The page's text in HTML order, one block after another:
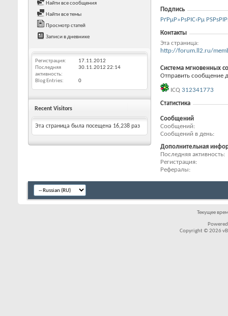
Найти все сообщения
Найти все темы
Просмотр статей
Записи в дневнике
Регистрация
17.11.2012
Последняя
активность
30.11.2012 22:14
Blog Entries 0
Recent Visitors
Эта страница была посещена 16,238 раз
Подпись
РґРµР»РѕРІС‹Рµ
Контакты
Эта страница
http://forum.ll2.ru/
Система мгновенных
Отправить сообщение
ICQ 312341773
Статистика
Сообщений
Сообщений
Сообщений в день
Дополнительная
Последняя активность
Регистрация
Рефералы
Текущее
Copyright © 2026